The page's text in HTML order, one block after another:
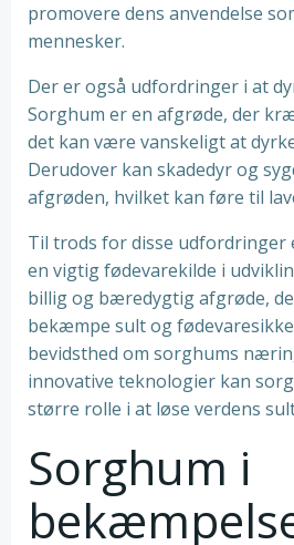
promovere dens anvendelse
mennesker.
Der er også udfordringer i at
Sorghum er en afgrøde, der
det kan være vanskeligt at
Derudover kan skadedyr og
afgrøden, hvilket kan føre til
Til trods for disse udfordringer
en vigtig fødevarekilde i
billig og bæredygtig afgrøde,
bekæmpe sult og
bevidsthed om sorghums
innovative teknologier kan
større rolle i at løse verdens
Sorghum i